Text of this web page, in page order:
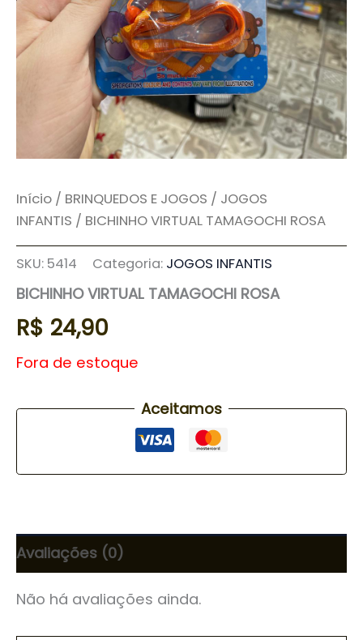
Início / BRINQUEDOS E JOGOS / JOGOS
INFANTIS / BICHINHO VIRTUAL TAMAGOCHI ROSA
SKU: 5414 Categoria: JOGOS INFANTIS
BICHINHO VIRTUAL TAMAGOCHI ROSA
R$ 24,90
Fora de estoque
Aceitamos
Avaliações (0)
Não há avaliações ainda.